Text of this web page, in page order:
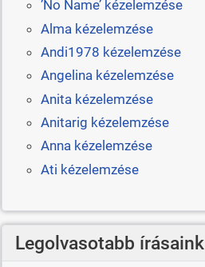
’No Name’ kézelemzése
Alma kézelemzése
Andi1978 kézelemzése
Angelina kézelemzése
Anita kézelemzése
Anitarig kézelemzése
Anna kézelemzése
Ati kézelemzése
Legolvasotabb írásaink